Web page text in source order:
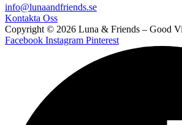
info@lunaandfriends.se
Kontakta Oss
Copyright © 2026 Luna & Friends – Good
Facebook Instagram Pinterest